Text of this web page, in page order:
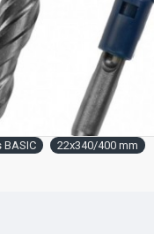
BASIC 22x340/400 mm